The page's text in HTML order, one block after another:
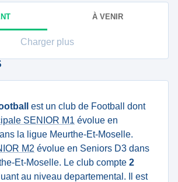
À VENIR
Charger plus
est un club de Football dont
SENIOR M1 évolue en
la ligue Meurthe-Et-Moselle.
M2 évolue en Seniors D3 dans
Et-Moselle. Le club compte 2
au niveau departemental. Il est